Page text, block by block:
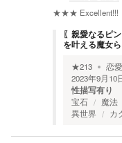
★★★ Excellent!!!
〖親愛なるピ
を叶える魔女
★213 恋愛
2023年9月10
性描写有り
宝石 魔法
異世界
カ